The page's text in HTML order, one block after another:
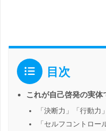
目次
これが自己啓発の実体
「決断力」「行動力
「セルフコントロー